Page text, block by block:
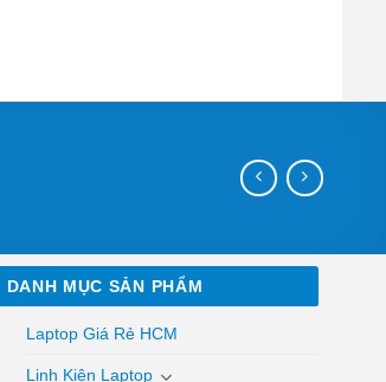
DANH MỤC SẢN PHẨM
Laptop Giá Rẻ HCM
Linh Kiện Laptop